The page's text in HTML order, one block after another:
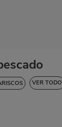
VER TODO